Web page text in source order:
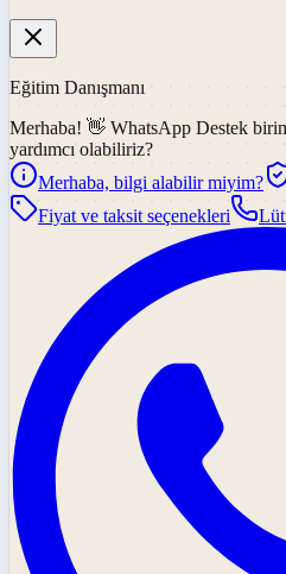
Eğitim Danışmanı
Merhaba! 👋 WhatsApp Destek
yardımcı olabiliriz?
Merhaba, bilgi alabilir miyim?
Fiyat ve taksit seçenekleri